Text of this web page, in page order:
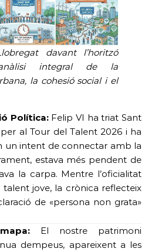
davant l’horitzó
integral de la
la cohesió social i el
Política:Felip VI ha triat Sant
al Tour del Talent 2026 i ha
un intent de connectar amb la
estava més pendent de
la carpa. Mentre l’oficialitat
talent jove, la crònica reflecteix
de «persona non grata»
El nostre patrimoni
dempeus, apareixent a les